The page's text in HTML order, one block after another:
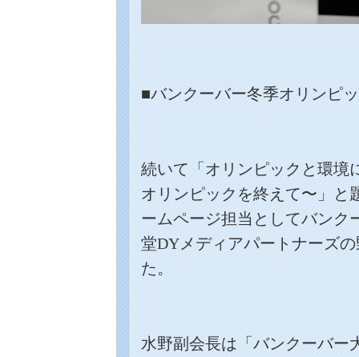
■バンクーバー冬季オリンピ
続いて「オリンピックと環境
オリンピックを終えて〜」と
ームページ担当としてバンク
堂DYメディアパートナーズ
た。
水野副会長は「バンクーバー